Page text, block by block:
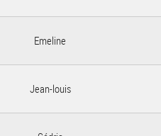
Emeline
Jean-louis